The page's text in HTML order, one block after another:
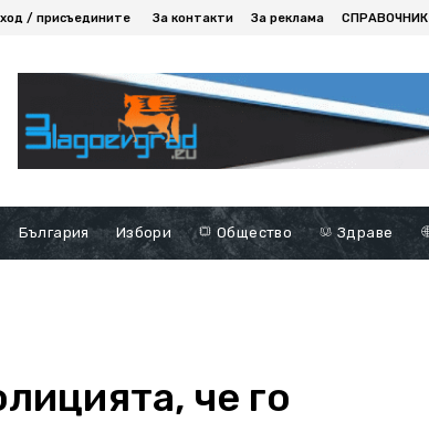
/ присъедините За контакти За реклама СПРАВОЧНИК
България Избори Общество Здраве
че го